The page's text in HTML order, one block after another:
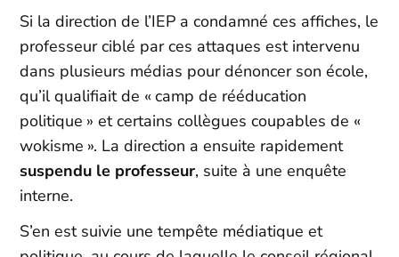
Si la direction de l’IEP a condamné ces affiches, le
professeur ciblé par ces attaques est intervenu
dans plusieurs médias pour dénoncer son école,
qu’il qualifiait de « camp de rééducation
politique » et certains collègues coupables de «
wokisme ». La direction a ensuite rapidement
suspendu le professeur, suite à une enquête
interne.
S’en est suivie une tempête médiatique et